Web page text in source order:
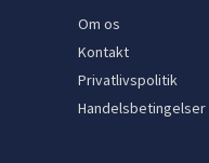
Om os
Kontakt
Privatlivspolitik
Handelsbetingelser